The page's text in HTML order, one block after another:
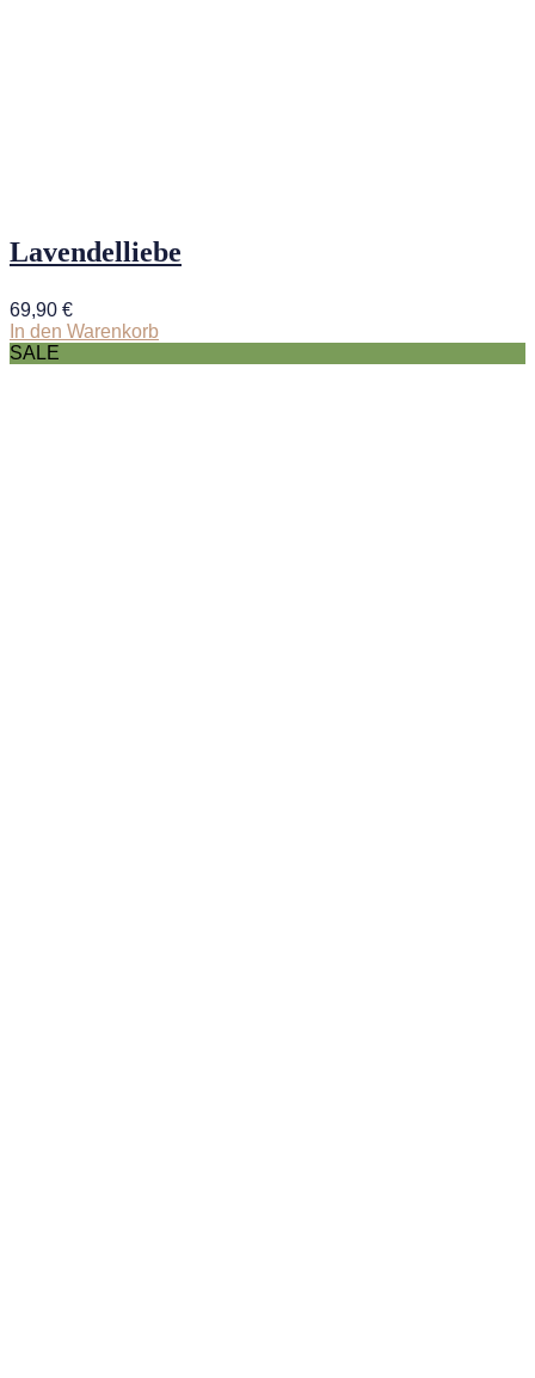
Lavendelliebe
69,90 €
In den Warenkorb
SALE